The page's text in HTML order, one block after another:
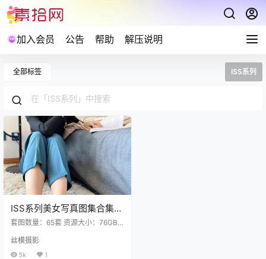
加入会员 公告 帮助 解压说明
全部标签 ISS系列
ISS系列美女写真图集合集下
载65套 76GB
套图数量：65套 资源大小：76GB
学生萌妹 [153P+1V／573MB] 完整
版目录 ISS尤好物 NO.064 诗微 收
丝模摄影
5k 1